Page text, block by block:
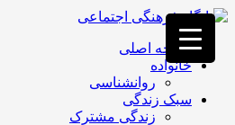
فصد
خون
غرب
تهران
خشکشویی
تصفیه
صفحه اصلی
خانواده
روانشناسی
سبک زندگی
زندگی مشترک